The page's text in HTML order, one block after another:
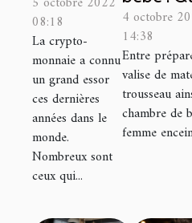
trading
Royal Q ?
08:18
La crypto-
monnaie a connu
un grand essor
ces dernières
années dans le
monde.
Nombreux sont
ceux qui...
sont les
meubles
pour
?
4 octobre
14:38
Entre
valise de
trousseau
chambre de
femme